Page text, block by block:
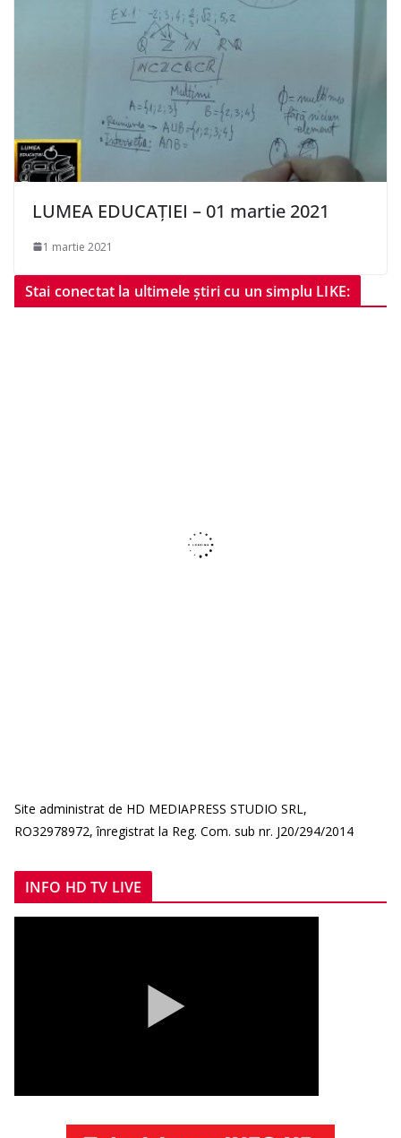
LUMEA EDUCAȚIEI – 01 martie 2021
1 martie 2021
Stai conectat la ultimele știri cu un simplu LIKE:
Site administrat de HD MEDIAPRESS STUDIO SRL,
RO32978972, înregistrat la Reg. Com. sub nr. J20/294/2014
INFO HD TV LIVE